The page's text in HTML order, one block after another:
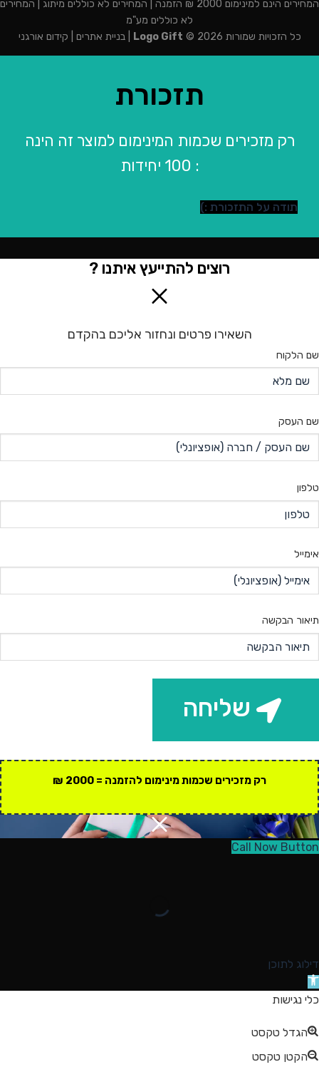
המחירים הינם למינימום 2000 ₪ הזמנה | המחירים לא כוללים מיתוג | המחירים
לא כוללים מע"מ
כל הזכויות שמורות 2026 ©
Logo Gift
|בניית אתרים קידום אורגני
תזכורת
רק מזכירים שכמות המינימום למוצר זה הינה
: 100 יחידות
תודה על התזכורת :)
רוצים להתייעץ איתנו ?
השאירו פרטים ונחזור אליכם בהקדם
שם הלקוח
שם העסק
טלפון
אימייל
תיאור הבקשה
שליחה
רק מזכירים שכמות מינימום להזמנה = 2000 ₪
Call Now Button
דילוג לתוכן
פתח
סרגל
כלי נגישות
הגדל טקסט
הקטן טקסט